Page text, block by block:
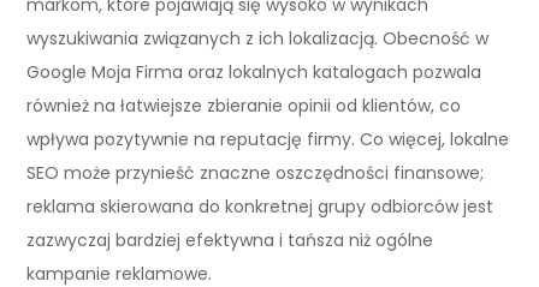
wyszukiwania związanych z ich lokalizacją. Obecność w
Google Moja Firma oraz lokalnych katalogach pozwala
również na łatwiejsze zbieranie opinii od klientów, co
wpływa pozytywnie na reputację firmy. Co więcej, lokalne
SEO może przynieść znaczne oszczędności finansowe;
reklama skierowana do konkretnej grupy odbiorców jest
zazwyczaj bardziej efektywna i tańsza niż ogólne
kampanie reklamowe.